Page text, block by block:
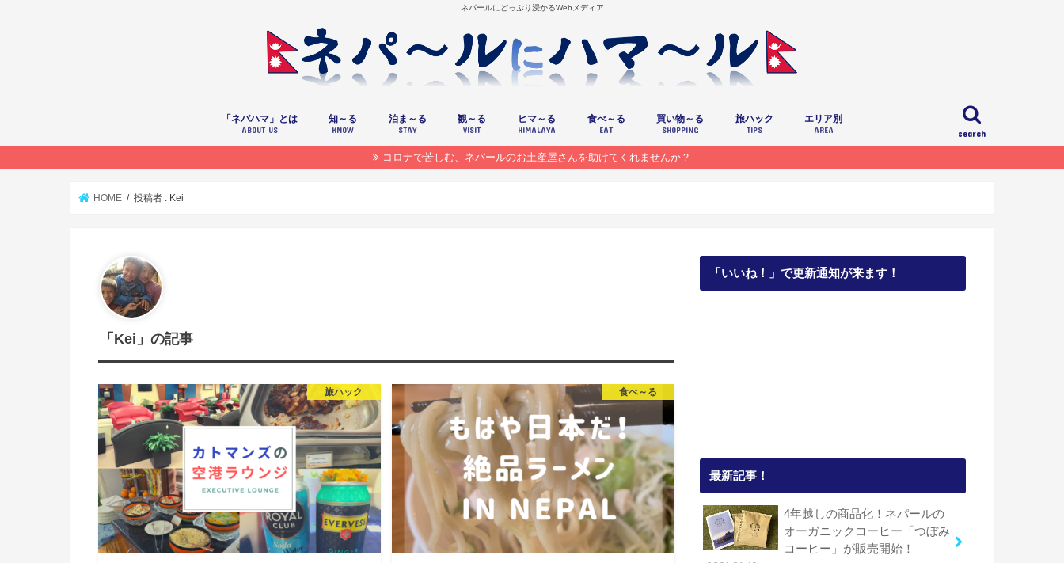
ネパールにどっぷり浸かるWebメディア
search
「ネパハマ」とは
ABOUT US
知～る
KNOW
泊ま～る
STAY
観～る
VISIT
ヒマ～る
HIMALAYA
ABCトレッキング体験記
食べ～る
EAT
買い物～る
SHOPPING
旅ハック
TIPS
エリア別
AREA
コロナで苦しむ、ネパールのお土産屋さんを助けてくれませんか？
HOME 投稿者 : Kei
「Kei」の記事
旅ハック 食べ～る
「いいね！」で更新通知が来ます！
最新記事！
4年越しの商品化！ネパールの
オーガニックコーヒー「つぼみ
コーヒー」が販売開始！